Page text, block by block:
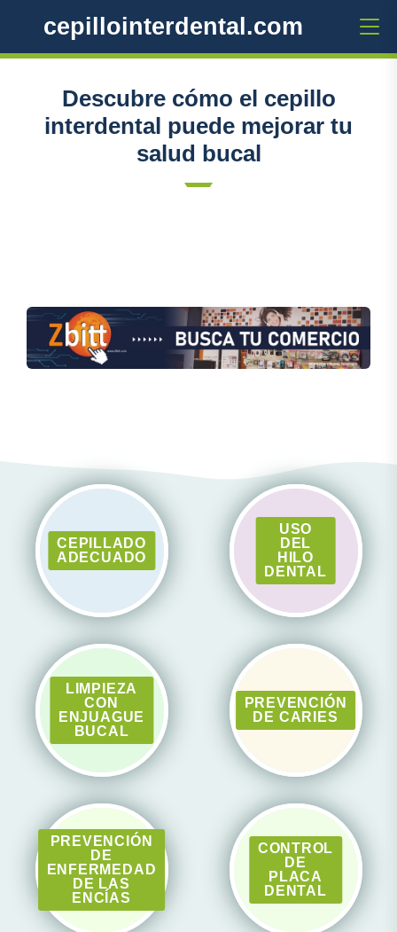
cepillointerdental.com
Descubre cómo el cepillo
interdental puede mejorar tu
salud bucal
CEPILLADO
ADECUADO
USO
DEL
HILO
DENTAL
LIMPIEZA
CON
ENJUAGUE
BUCAL
PREVENCIÓN
DE CARIES
PREVENCIÓN
DE
ENFERMEDAD
DE LAS
ENCÍAS
CONTROL
DE
PLACA
DENTAL